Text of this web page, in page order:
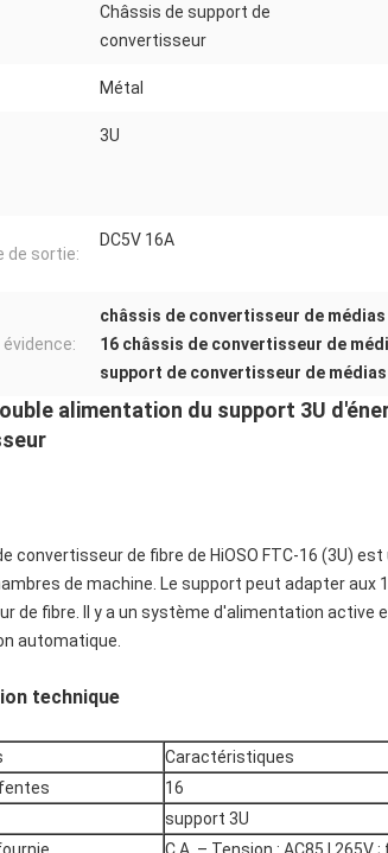
Châssis de support de
convertisseur
Métal
3U
de sortie:
DC5V 16A
châssis de convertisseur de
16 châssis de convertisseur de
support de convertisseur de
alimentation du support 3U
convertisseur de fibre de HiOSO FTC-16 (3U)
de machine. Le support peut adapter
de fibre. Il y a un système d'alimentation active
automatique.
technique
Caractéristiques
16
support 3U
C.A. – Tension : AC85 | 265V